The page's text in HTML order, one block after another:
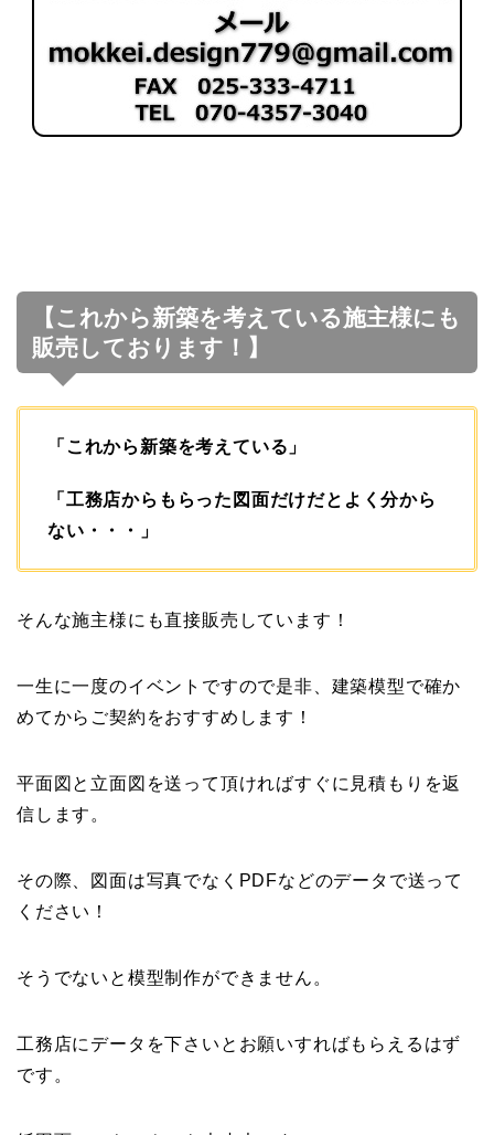
【これから新築を考えている施主様にも
販売しております！】
「これから新築を考えている」
「工務店からもらった図面だけだとよく分から
ない・・・」
そんな施主様にも直接販売しています！
一生に一度のイベントですので是非、建築模型で確か
めてからご契約をおすすめします！
平面図と立面図を送って頂ければすぐに見積もりを返
信します。
その際、図面は写真でなくPDFなどのデータで送って
ください！
そうでないと模型制作ができません。
工務店にデータを下さいとお願いすればもらえるはず
です。